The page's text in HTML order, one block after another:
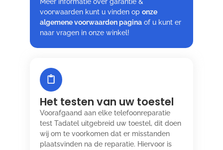
voorwaarden kunt u vinden op onze
algemene voorwaarden pagina of u kunt er
naar vragen in onze winkel!
Het testen van uw toestel
Voorafgaand aan elke telefoonreparatie
test Tadatel uitgebreid uw toestel, dit doen
wij om te voorkomen dat er misstanden
plaatsvinden na de reparatie. Hiervoor is